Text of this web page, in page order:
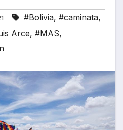
#Bolivia, #caminata,
Arce, #MAS,